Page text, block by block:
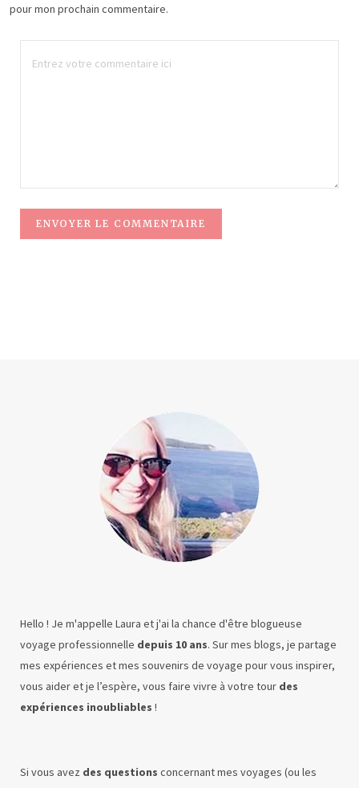
pour mon prochain commentaire.
Hello ! Je m'appelle Laura et j'ai la chance d'être blogueuse
voyage professionnelle depuis 10 ans. Sur mes blogs, je partage
mes expériences et mes souvenirs de voyage pour vous inspirer,
vous aider et je l’espère, vous faire vivre à votre tour des
expériences inoubliables !
Si vous avez des questions concernant mes voyages (ou les